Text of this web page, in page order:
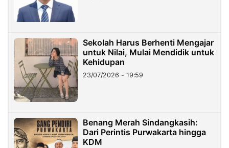
Sekolah Harus Berhenti Mengajar
untuk Nilai, Mulai Mendidik untuk
Kehidupan
23/07/2026 - 19:59
Benang Merah Sindangkasih:
Dari Perintis Purwakarta hingga
KDM